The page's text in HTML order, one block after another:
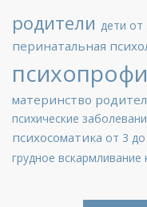
родители дети от
перинатальная
материнство
психические
психосоматика от 3
грудное вскармливание